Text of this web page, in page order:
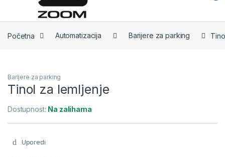
Početna Automatizacija Barijere za parking
Barijere za parking
Tinol za lemljenje
Dostupnost: Na zalihama
Uporedi